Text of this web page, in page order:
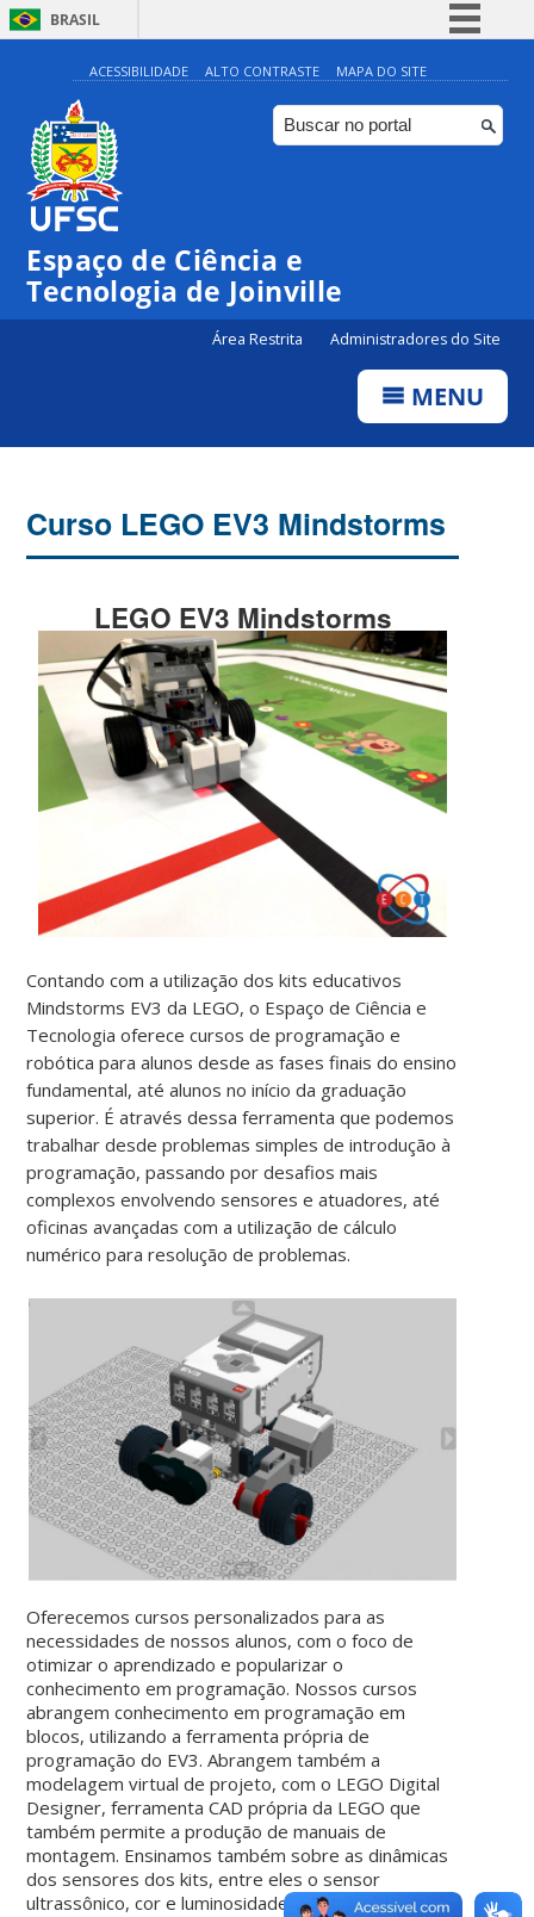
BRASIL
Simplifique!
Comunica BR
Participe
ACESSIBILIDADE ALTO CONTRASTE MAPA DO SITE
Espaço de Ciência e
Tecnologia de Joinville
Área Restrita Administradores do Site
MENU
Curso LEGO EV3 Mindstorms
LEGO EV3 Mindstorms
Contando com a utilização dos kits educativos
Mindstorms EV3 da LEGO, o Espaço de Ciência e
Tecnologia oferece cursos de programação e
robótica para alunos desde as fases finais do ensino
fundamental, até alunos no início da graduação
superior. É através dessa ferramenta que podemos
trabalhar desde problemas simples de introdução à
programação, passando por desafios mais
complexos envolvendo sensores e atuadores, até
oficinas avançadas com a utilização de cálculo
numérico para resolução de problemas.
Oferecemos cursos personalizados para as
necessidades de nossos alunos, com o foco de
otimizar o aprendizado e popularizar o
conhecimento em programação. Nossos cursos
abrangem conhecimento em programação em
blocos, utilizando a ferramenta própria de
programação do EV3. Abrangem também a
modelagem virtual de projeto, com o LEGO Digital
Designer, ferramenta CAD própria da LEGO que
também permite a produção de manuais de
montagem. Ensinamos também sobre as dinâmicas
dos sensores dos kits, entre eles o sensor
ultrassônico, cor e luminosidade e giroscópio.